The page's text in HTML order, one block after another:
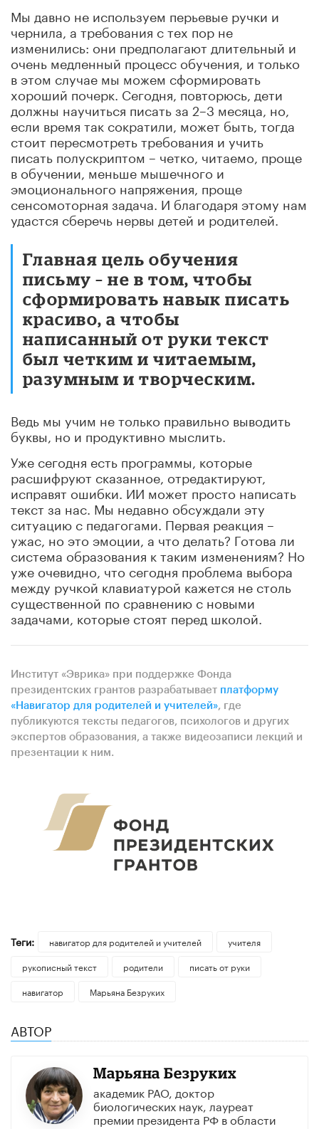
Мы давно не используем перьевые ручки и
чернила, а требования с тех пор не
изменились: они предполагают длительный и
очень медленный процесс обучения, и только
в этом случае мы можем сформировать
хороший почерк. Сегодня, повторюсь, дети
должны научиться писать за 2–3 месяца, но,
если время так сократили, может быть, тогда
стоит пересмотреть требования и учить
писать полускриптом – четко, читаемо, проще
в обучении, меньше мышечного и
эмоционального напряжения, проще
сенсомоторная задача. И благодаря этому нам
удастся сберечь нервы детей и родителей.
Главная цель обучения
письму – не в том, чтобы
сформировать навык писать
красиво, а чтобы
написанный от руки текст
был четким и читаемым,
разумным и творческим.
Ведь мы учим не только правильно выводить
буквы, но и продуктивно мыслить.
Уже сегодня есть программы, которые
расшифруют сказанное, отредактируют,
исправят ошибки. ИИ может просто написать
текст за нас. Мы недавно обсуждали эту
ситуацию с педагогами. Первая реакция –
ужас, но это эмоции, а что делать? Готова ли
система образования к таким изменениям? Но
уже очевидно, что сегодня проблема выбора
между ручкой клавиатурой кажется не столь
существенной по сравнению с новыми
задачами, которые стоят перед школой.
Институт «Эврика» при поддержке Фонда
президентских грантов разрабатывает платформу
«Навигатор для родителей и учителей», где
публикуются тексты педагогов, психологов и других
экспертов образования, а также видеозаписи лекций и
презентации к ним.
Теги: навигатор для родителей и учителей
учителя
рукописный текст
родители
писать от руки
навигатор
Марьяна Безруких
АВТОР
Марьяна Безруких
академик РАО, доктор
биологических наук, лауреат
премии президента РФ в области